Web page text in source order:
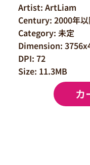
Artist: ArtLiam
Century: 2000年
Category: 未定
Dimension:
DPI: 72
Size: 11.3MB
カ